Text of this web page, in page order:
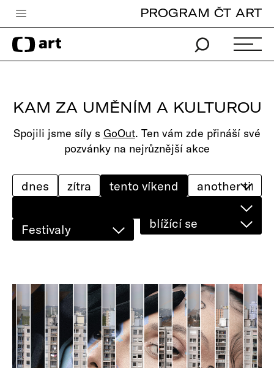
Česká televize
Zpravodajství
iVysílání
TV program
edu
PROGRAM ČT ART
KAM ZA UMĚNÍM A KULTUROU
Spojili jsme síly s GoOut. Ten vám zde přináší své
pozvánky na nejrůznější akce
Festivaly
dnes zítra tento víkend
blížící se